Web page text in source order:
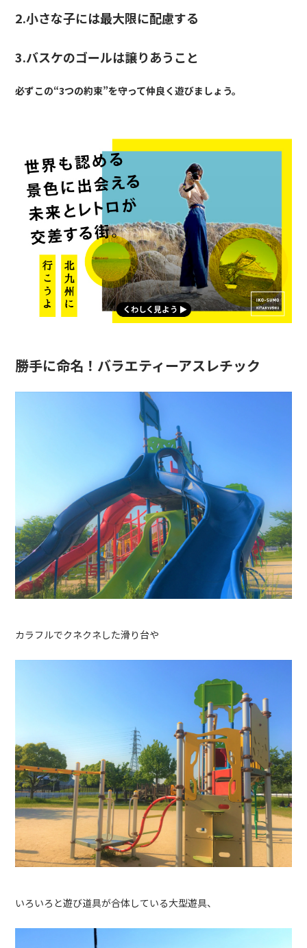
2.小さな子には最大限に配慮する
3.バスケのゴールは譲りあうこと
必ずこの“3つの約束”を守って仲良く遊びましょう。
勝手に命名！ バラエティーアスレチック
カラフルでクネクネした滑り台や
いろいろと遊び道具が合体している大型遊具、